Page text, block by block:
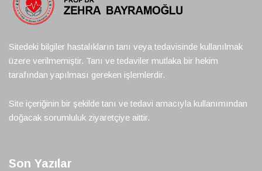
Sitedeki bilgiler hastalıkların tanı veya tedavisinde kullanılmak
üzere verilmemiştir. Tanı ve tedaviler mutlaka bir hekim
tarafından yapılması gereken işlemlerdir.
Site içeriğinin bir şekilde tanı ve tedavi amacıyla kullanımından
doğacak sorumluluk ziyaretçiye aittir.
Son Yazılar